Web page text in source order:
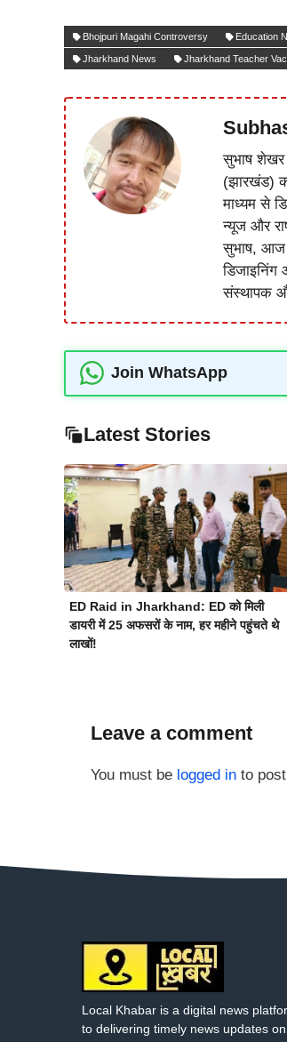
Bhojpuri Magahi Controversy Education
Jharkhand News Jharkhand Teacher
सुभाष
(झारखंड)
माध्यम से
न्यूज और
सुभाष, आज
संस्थापक
Join WhatsApp
Latest Stories
ED Raid in Jharkhand: ED को मिली
डायरी में 25 अफसरों के नाम, हर महीने पहुंचते थे
लाखों!
Leave a comment
You must be logged in to
Local Khabar is a digital news
to delivering timely news updates on